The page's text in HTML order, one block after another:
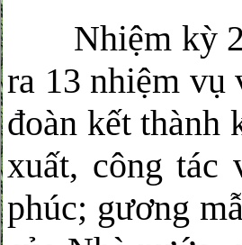
Nhiệm kỳ
ra 13 nhiệm vụ
đoàn kết thành
xuất, công tác
phúc; gương